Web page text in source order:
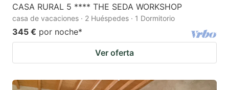
CASA RURAL 5 **** THE SEDA WORKSHOP
casa de vacaciones · 2 Huéspedes · 1 Dormitorio
345 € por noche*
Ver oferta